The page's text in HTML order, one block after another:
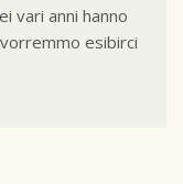
vari anni hanno
esibirci